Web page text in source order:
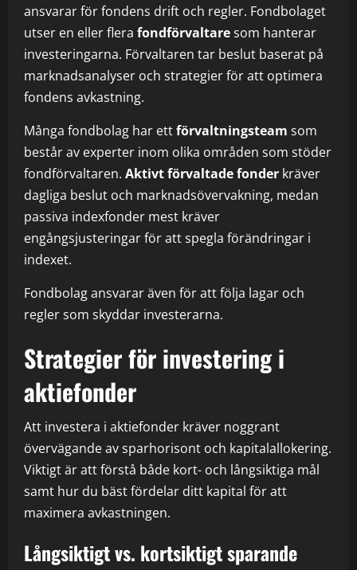
ansvarar för fondens drift och regler. Fondbolaget
utser en eller flera fondförvaltaresom hanterar
investeringarna. Förvaltaren tar beslut baserat på
marknadsanalyser och strategier för att optimera
fondens avkastning.
Många fondbolag har ettförvaltningsteam som
består av experter inom olika områden som stöder
fondförvaltaren. Aktivt förvaltade fonder kräver
dagliga beslut och marknadsövervakning, medan
passiva indexfonder mest kräver
engångsjusteringar för att spegla förändringar i
indexet.
Fondbolag ansvarar även för att följa lagar och
regler som skyddar investerarna.
Strategier för investering i
aktiefonder
Att investera i aktiefonder kräver noggrant
övervägande av sparhorisont och kapitalallokering.
Viktigt är att förstå både kort- och långsiktiga mål
samt hur du bäst fördelar ditt kapital för att
maximera avkastningen.
Långsiktigt vs. kortsiktigt sparande